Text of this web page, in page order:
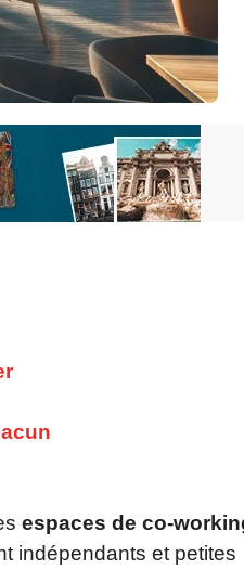
espaces de co-
indépendants et petites